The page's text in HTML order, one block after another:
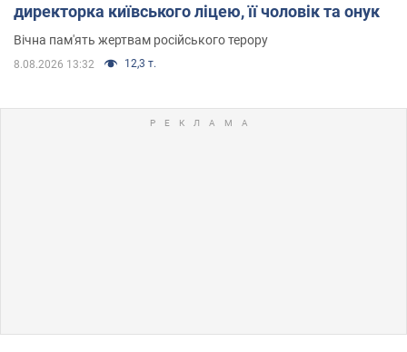
директорка київського ліцею, її чоловік та онук
Вічна пам'ять жертвам російського терору
8.08.2026 13:32 12,3 т.